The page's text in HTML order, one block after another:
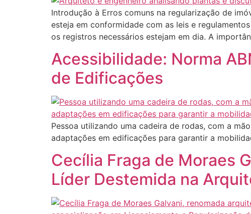
Introdução à Erros comuns na regularização de
esteja em conformidade com as leis e
os registros necessários estejam em dia. A
Acessibilidade: Norma
de Edificações
Pessoa utilizando uma cadeira de rodas, com a
adaptações em edificações para garantir a
Cecília Fraga de Moraes
Líder Destemida na